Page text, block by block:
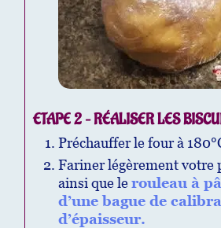
ETAPE 2 – RÉALISER LES
Préchauffer le four à
Fariner légèrement votre
ainsi que lerouleau à
d’une bague de
d’épaisseur.